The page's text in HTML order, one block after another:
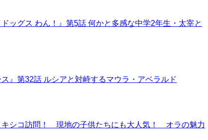
ドッグス わん！』第5話 何かと多感な中学2年生・太宰と
ス』第32話 ルシアと対峙するマウラ・アベラルド
キシコ訪問！ 現地の子供たちにも大人気！ オラの魅力